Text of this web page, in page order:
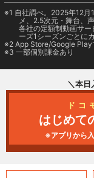
1 自社調べ。2025年12月
メ、2.5次元・舞台、
各社の定額制動画サ
ーズ1シーズンごとに
2 App Store/Google Play
3 一部個別課金あり
＼本日
ドコ
はじめて
※アプリから